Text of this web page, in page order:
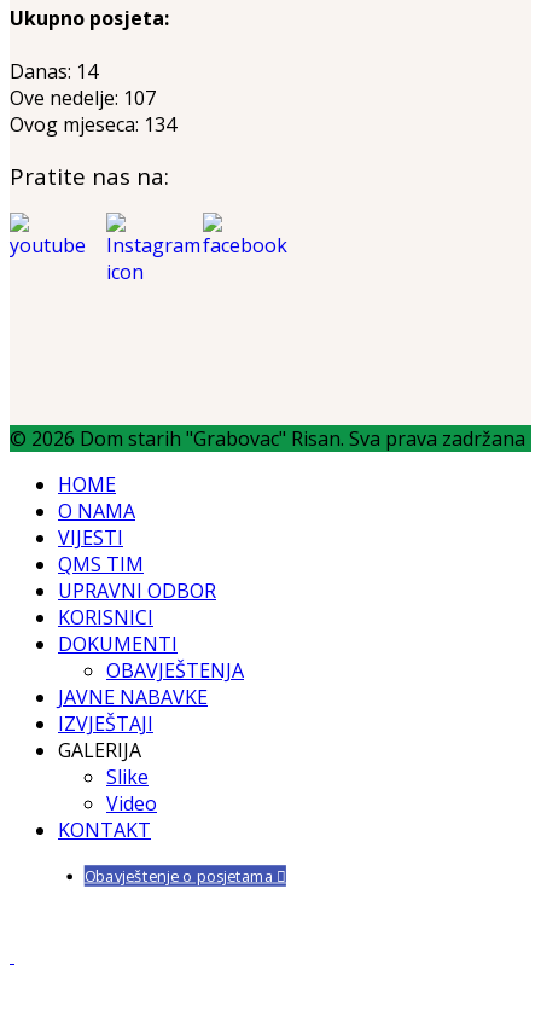
Ukupno posjeta:
Danas: 14
Ove nedelje: 107
Ovog mjeseca: 134
Pratite nas na:
© 2026 Dom starih "Grabovac" Risan. Sva prava zadržana
HOME
O NAMA
VIJESTI
QMS TIM
UPRAVNI ODBOR
KORISNICI
DOKUMENTI
OBAVJEŠTENJA
JAVNE NABAVKE
IZVJEŠTAJI
GALERIJA
Slike
Video
KONTAKT
Obavještenje o posjetama 